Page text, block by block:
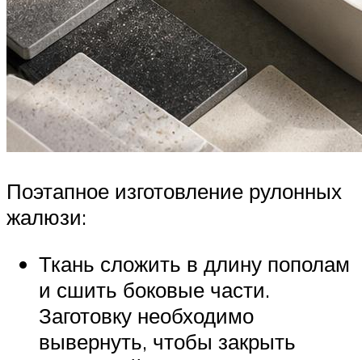
Поэтапное изготовление рулонных
жалюзи:
Ткань сложить в длину пополам
и сшить боковые части.
Заготовку необходимо
вывернуть, чтобы закрыть